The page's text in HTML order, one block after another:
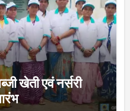
खेती एवं नर्सरी